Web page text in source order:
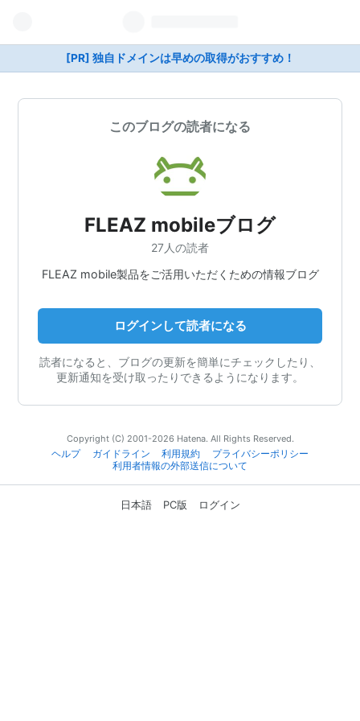
[PR] 独自ドメインは早めの取得がおすすめ！
このブログの読者になる
FLEAZ mobileブログ
27人の読者
FLEAZ mobile製品をご活用いただくための情報ブログ
ログインして読者になる
読者になると、ブログの更新を簡単にチェックしたり、
更新通知を受け取ったりできるようになります。
Copyright (C) 2001-2026 Hatena. All Rights Reserved.
ヘルプ
ガイドライン 利用規約
プライバシーポリシー
利用者情報の外部送信について
日本語 PC版 ログイン